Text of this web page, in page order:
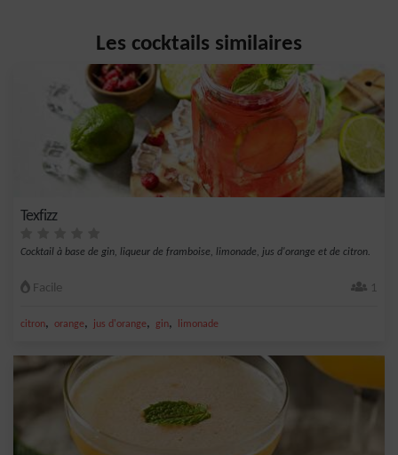
Les cocktails similaires
Texfizz
Cocktail à base de gin, liqueur de framboise, limonade, jus d'orange et de citron.
Facile 1
citron, orange, jus d'orange, gin, limonade